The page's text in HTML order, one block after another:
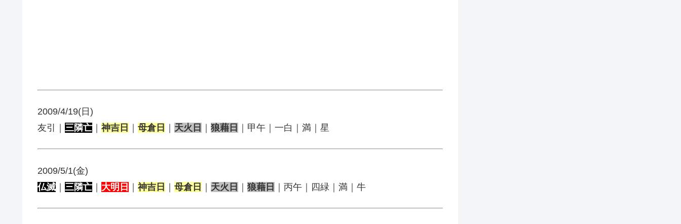
2009/4/19(日)
友引｜ 三隣亡 神吉日 母倉日 天火日 狼藉日 ｜甲午｜一白｜満｜星
2009/5/1(金)
仏滅 ｜ 三隣亡 ｜ 大明日 ｜ 神吉日 ｜ 母倉日 ｜ 天火日 ｜ 狼藉日 ｜丙午｜四緑｜満｜牛